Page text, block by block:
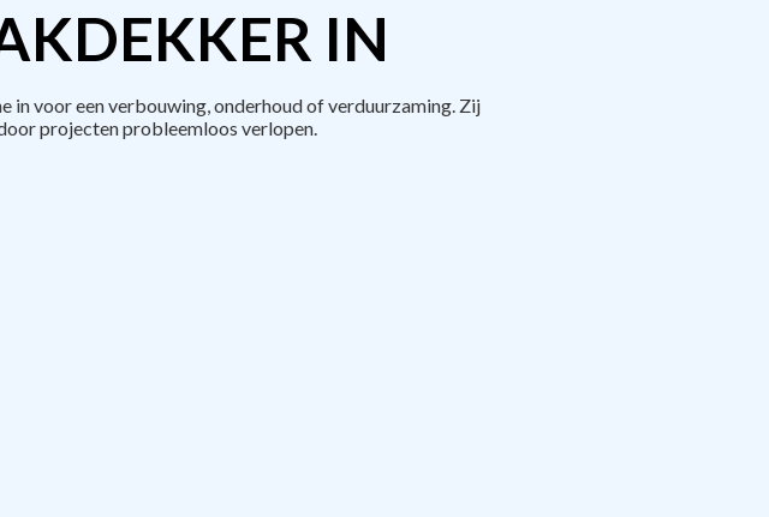
IN
voor een verbouwing, onderhoud of verduurzaming. Zij
projecten probleemloos verlopen.